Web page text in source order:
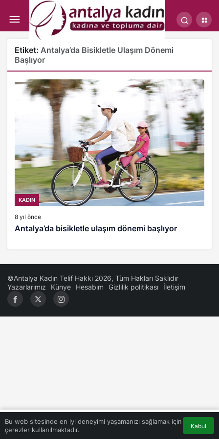
Etiket: Antalya’da Bisikletle Ulaşım Dönemi
Başlıyor
KADIN
8 yıl önce
Antalya’da bisikletle ulaşım dönemi başlıyor
Bu web sitesinde en iyi deneyimi yaşamanızı sağlamak için
çerezler kullanılmaktadır.
Kabul
©Antalya Kadın Telif Hakkı 2026, Tüm Hakları Saklıdır
Yazarlarımız
Künye Hesabım Gizlilik politikası İletişim
0